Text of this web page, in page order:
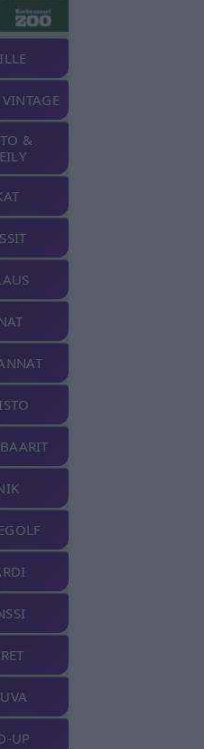
&
UP